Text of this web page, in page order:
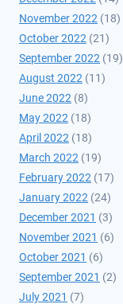
November 2022 (18)
October 2022 (21)
September 2022 (19)
August 2022 (11)
June 2022 (8)
May 2022 (18)
April 2022 (18)
March 2022 (19)
February 2022 (17)
January 2022 (24)
December 2021 (3)
November 2021 (6)
October 2021 (6)
September 2021 (2)
July 2021 (7)